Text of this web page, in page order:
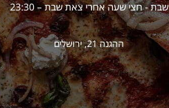
שבת - חצי שעה אחרי צאת שבת – 23:30
ההגנה 21, ירושלים